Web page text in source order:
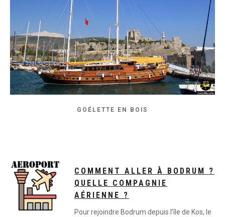
GOÉLETTE EN BOIS
COMMENT ALLER À BODRUM ?
QUELLE COMPAGNIE
AÉRIENNE ?
Pour rejoindre Bodrum depuis l’île de Kos, le